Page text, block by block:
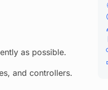
as possible.
and controllers.